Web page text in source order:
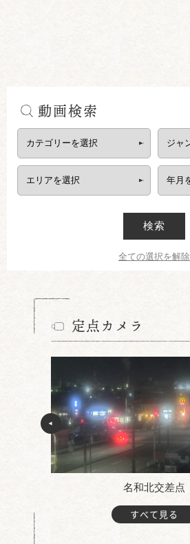
動画検索
検索
全ての選択を解除
定点カメラ
名和北交差点
すべて見る